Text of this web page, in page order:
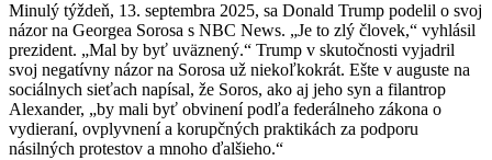
Minulý týždeň, 13. septembra 2025, sa Donald Trump podelil o svoj
názor na Georgea Sorosa s NBC News. „Je to zlý človek,“ vyhlásil
prezident. „Mal by byť uväznený.“ Trump v skutočnosti vyjadril
svoj negatívny názor na Sorosa už niekoľkokrát. Ešte v auguste na
sociálnych sieťach napísal, že Soros, ako aj jeho syn a filantrop
Alexander, „by mali byť obvinení podľa federálneho zákona o
vydieraní, ovplyvnení a korupčných praktikách za podporu
násilných protestov a mnoho ďalšieho.“